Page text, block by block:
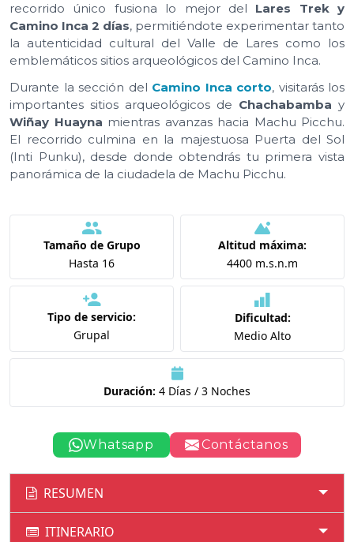
recorrido único fusiona lo mejor del Lares Trek y
Camino Inca 2 días, permitiéndote experimentar tanto
la autenticidad cultural del Valle de Lares como los
emblemáticos sitios arqueológicos del Camino Inca.
Durante la sección del Camino Inca corto, visitarás los
importantes sitios arqueológicos de Chachabamba y
Wiñay Huayna mientras avanzas hacia Machu Picchu.
El recorrido culmina en la majestuosa Puerta del Sol
(Inti Punku), desde donde obtendrás tu primera vista
panorámica de la ciudadela de Machu Picchu.
Tamaño de Grupo
Hasta 16
Altitud máxima:
4400 m.s.n.m
Tipo de servicio:
Grupal
Dificultad:
Medio Alto
Duración: 4 Días / 3 Noches
Whatsapp Contáctanos
RESUMEN
ITINERARIO